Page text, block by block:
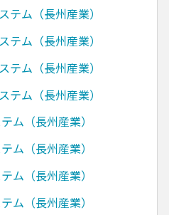
テム（長州産業）
テム（長州産業）
テム（長州産業）
テム（長州産業）
ム（長州産業）
ム（長州産業）
ム（長州産業）
ム（長州産業）